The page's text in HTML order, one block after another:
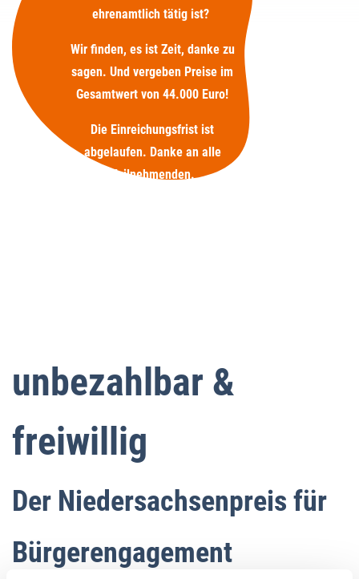
ehrenamtlich tätig ist?
Wir finden, es ist Zeit, danke zu
sagen. Und vergeben Preise im
Gesamtwert von 44.000 Euro!
Die Einreichungsfrist ist
abgelaufen. Danke an alle
Teilnehmenden.
unbezahlbar &
freiwillig
Der Niedersachsenpreis für
Bürgerengagement